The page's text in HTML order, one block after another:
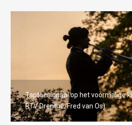
Taptoesignaal op het voormalige
RTV Drenthe/Fred van Os)